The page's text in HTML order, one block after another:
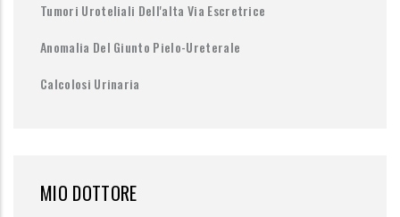
Tumori Uroteliali Dell'alta Via Escretrice
Anomalia Del Giunto Pielo-Ureterale
Calcolosi Urinaria
MIO DOTTORE